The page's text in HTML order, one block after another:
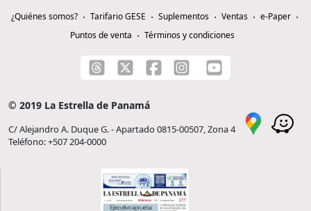
¿Quiénes somos? Tarifario GESE Suplementos Ventas
e-Paper
Puntos de venta
Términos y condiciones
© 2019 La Estrella de Panamá
C/ Alejandro A. Duque G. - Apartado 0815-00507, Zona 4
Teléfono: +507 204-0000